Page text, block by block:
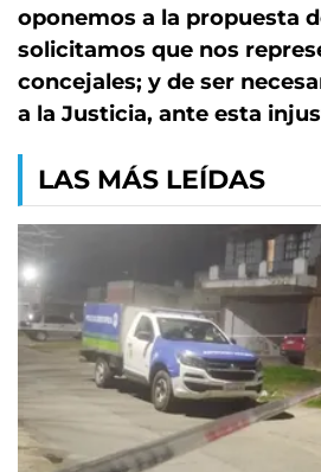
oponemos a la propuesta
solicitamos que nos
concejales; y de ser
a la Justicia, ante esta
LAS MÁS LEÍDAS